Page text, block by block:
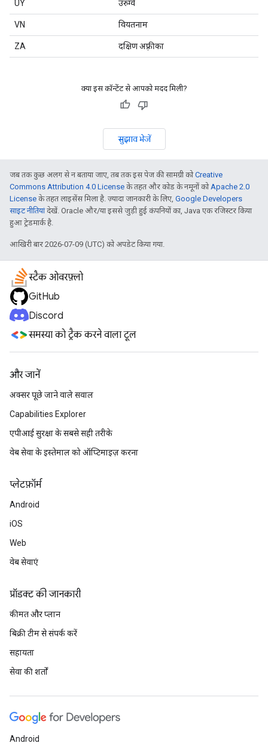
UY उरुग्वे
VN वियतनाम
ZA दक्षिण अफ़्रीका
क्या इस कॉन्टेंट से आपको मदद मिली?
सुझाव भेजें
जब तक कुछ अलग से न बताया जाए, तब तक इस पेज की सामग्री कोCreative
Commons Attribution 4.0 License के तहत और कोड के नमूनों कोApache 2.0
License के तहत लाइसेंस मिला है. ज़्यादा जानकारी के लिए, Google Developers
साइट नीतियांदेखें. Oracle और/या इससे जुड़ी हुई कंपनियों का, Java एक रजिस्टर किया
हुआ ट्रेडमार्क है.
आखिरी बार 2026-07-09 (UTC) को अपडेट किया गया.
स्टैक ओवरफ़्लो
GitHub
Discord
समस्या को ट्रैक करने वाला टूल
और जानें
अक्सर पूछे जाने वाले सवाल
Capabilities Explorer
एपीआई सुरक्षा के सबसे सही तरीके
वेब सेवा के इस्तेमाल को ऑप्टिमाइज़ करना
प्‍लेटफ़ॉर्म
Android
iOS
Web
वेब सेवाएं
प्रॉडक्ट की जानकारी
कीमत और प्लान
बिक्री टीम से संपर्क करें
सहायता
सेवा की शर्तों
Android